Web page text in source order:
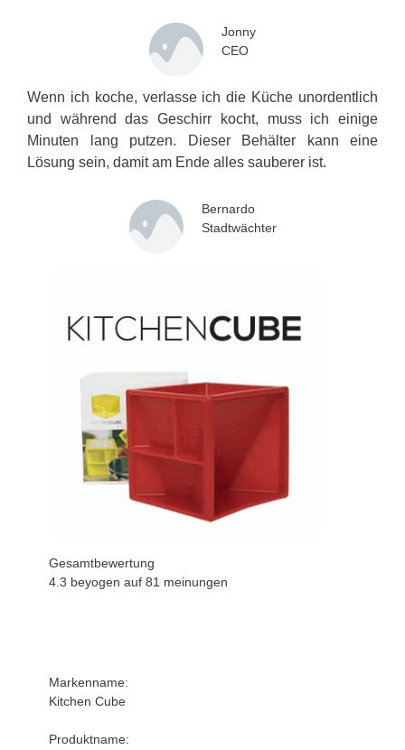
Jonny
CEO
Wenn ich koche, verlasse ich die Küche unordentlich
und während das Geschirr kocht, muss ich einige
Minuten lang putzen. Dieser Behälter kann eine
Lösung sein, damit am Ende alles sauberer ist.
Bernardo
Stadtwächter
Gesamtbewertung
4.3 beyogen auf81 meinungen
Markenname:
Kitchen Cube
Produktname: